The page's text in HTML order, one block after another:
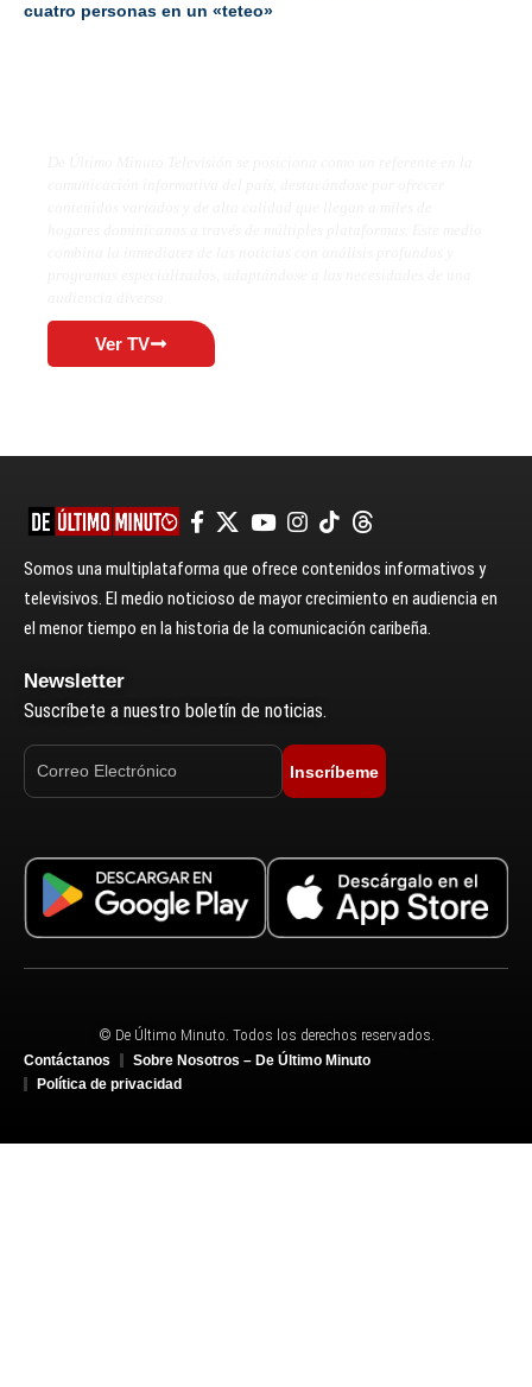
cuatro personas en un «teteo»
Ver TV
Somos una multiplataforma que ofrece contenidos informativos y
televisivos. El medio noticioso de mayor crecimiento en audiencia en
el menor tiempo en la historia de la comunicación caribeña.
Newsletter
Suscríbete a nuestro boletín de noticias.
Inscríbeme
© De Último Minuto. Todos los derechos reservados.
Contáctanos
Sobre Nosotros – De Último Minuto
Política de privacidad